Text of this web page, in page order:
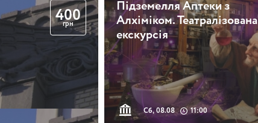
400
грн
Підземелля Аптеки з
Алхіміком. Театралізована
екскурсія
Сб, 08.08 11:00